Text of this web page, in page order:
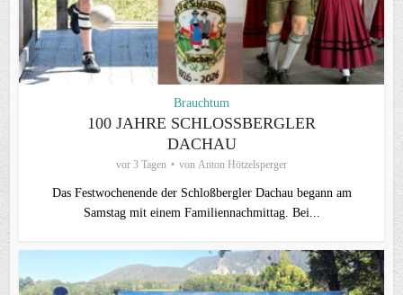
Brauchtum
100 JAHRE SCHLOSSBERGLER D
ACHAU
vor 3 Tagen von Anton Hötzelsperger
Das Festwochenende der Schloßbergler Dachau begann am
Samstag mit einem Familiennachmittag. Bei...